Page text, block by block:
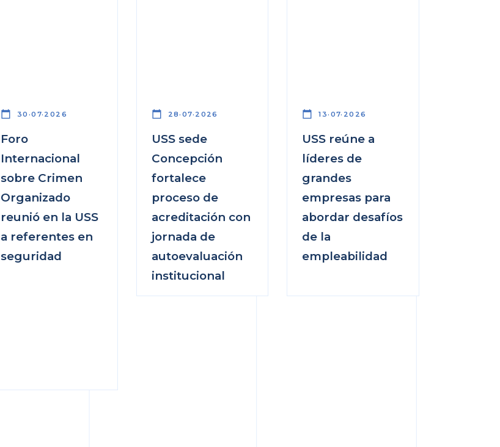
calendar_today 30·07·2026
Foro
Internacional
sobre Crimen
Organizado
reunió en la USS
a referentes en
seguridad
calendar_today 28·07·2026
USS sede
Concepción
fortalece
proceso de
acreditación con
jornada de
autoevaluación
institucional
calendar_today 13·07·2026
USS reúne a
líderes de
grandes
empresas para
abordar desafíos
de la
empleabilidad